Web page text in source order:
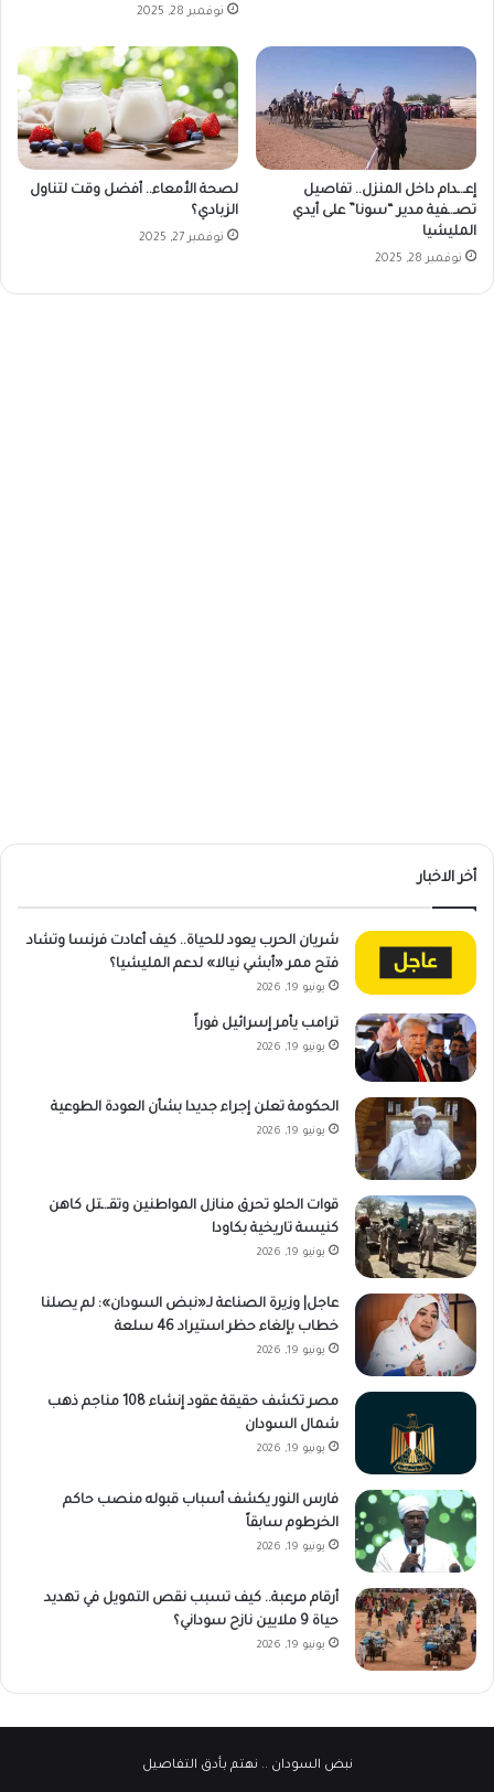
نوفمبر 28, 2025
إعـ.ـدام داخل المنزل.. تفاصيل
تصـ.ـفية مدير “سونا” على أيدي
المليشيا
نوفمبر 28, 2025
لصحة الأمعاء.. أفضل وقت لتناول
الزبادي؟
نوفمبر 27, 2025
أخر الاخبار
شريان الحرب يعود للحياة.. كيف أعادت فرنسا وتشاد
فتح ممر «أبشي نيالا» لدعم المليشيا؟
يونيو 19, 2026
ترامب يأمر إسرائيل فوراً
يونيو 19, 2026
الحكومة تعلن إجراء جديدا بشأن العودة الطوعية
يونيو 19, 2026
قوات الحلو تحرق منازل المواطنين وتقـ.ـتل كاهن
كنيسة تاريخية بكاودا
يونيو 19, 2026
عاجل| وزيرة الصناعة لـ«نبض السودان»: لم يصلنا
خطاب بإلغاء حظر استيراد 46 سلعة
يونيو 19, 2026
مصر تكشف حقيقة عقود إنشاء 108 مناجم ذهب
شمال السودان
يونيو 19, 2026
فارس النور يكشف أسباب قبوله منصب حاكم
الخرطوم سابقاً
يونيو 19, 2026
أرقام مرعبة.. كيف تسبب نقص التمويل في تهديد
حياة 9 ملايين نازح سوداني؟
يونيو 19, 2026
نبض السودان .. نهتم بأدق التفاصيل